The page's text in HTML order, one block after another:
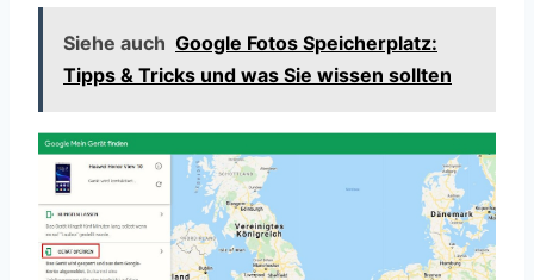
Siehe auch Google Fotos Speicherplatz:
Tipps & Tricks und was Sie wissen sollten